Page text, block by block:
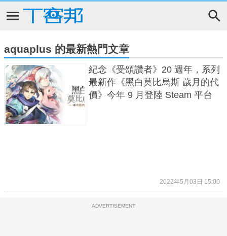
aquaplus 的最新熱門文章
紀念《受頌讚者》20 週年，系列
最新作《黑白莫比烏斯 歲月的代
價》今年 9 月登陸 Steam 平台
2022年5月03日 15:00
ADVERTISEMENT